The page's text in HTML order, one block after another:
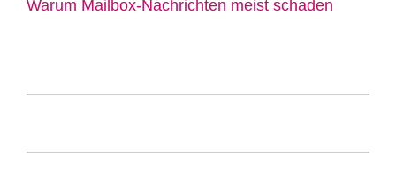
Warum Mailbox-Nachrichten meist schaden